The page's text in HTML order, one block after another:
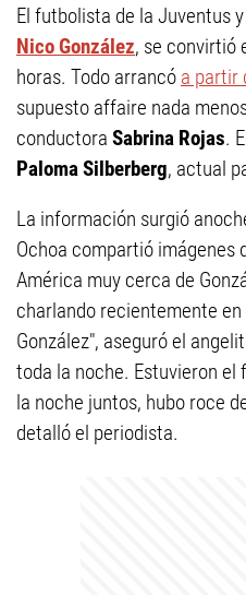
El futbolista de la Juventus
Nico González, se convirtió
horas. Todo arrancó a partir
supuesto affaire nada
conductora Sabrina Rojas.
Paloma Silberberg, actual
La información surgió
Ochoa compartió imágenes
América muy cerca de
charlando recientemente
González", aseguró el
toda la noche. Estuvieron el
la noche juntos, hubo roce
detalló el periodista.